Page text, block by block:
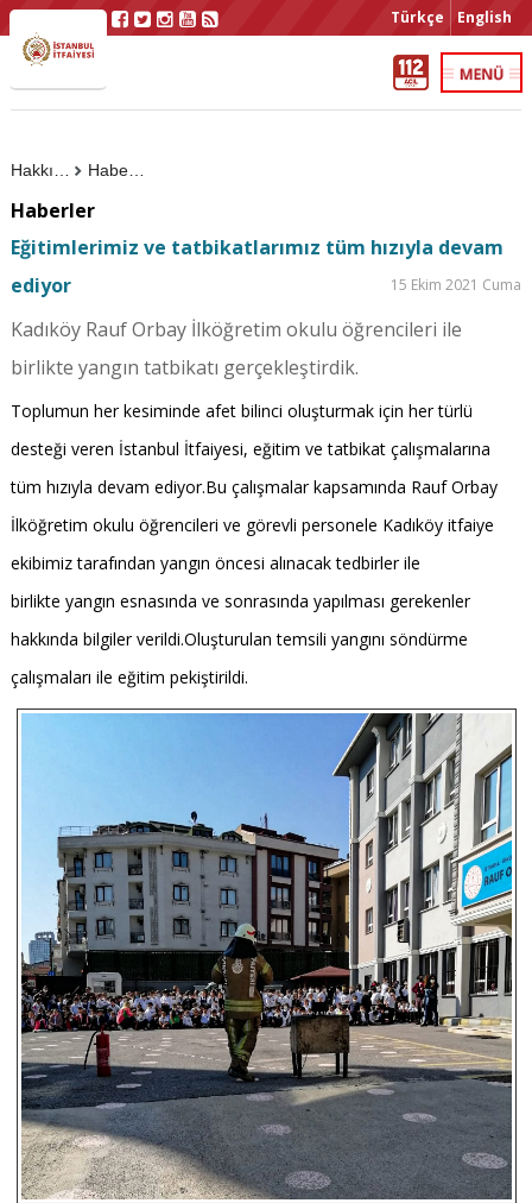
Türkçe English
Haberler
Haberler
Eğitimlerimiz ve tatbikatlarımız tüm hızıyla devam
ediyor
15 Ekim 2021 Cuma
Kadıköy Rauf Orbay İlköğretim okulu öğrencileri ile
birlikte yangın tatbikatı gerçekleştirdik.
Toplumun her kesiminde afet bilinci oluşturmak için her türlü
desteği veren İstanbul İtfaiyesi, eğitim ve tatbikat çalışmalarına
tüm hızıyla devam ediyor.Bu çalışmalar kapsamında Rauf Orbay
İlköğretim okulu öğrencileri ve görevli personele Kadıköy itfaiye
ekibimiz tarafından yangın öncesi alınacak tedbirler ile
birlikte yangın esnasında ve sonrasında yapılması gerekenler
hakkında bilgiler verildi.Oluşturulan temsili yangını söndürme
çalışmaları ile eğitim pekiştirildi.